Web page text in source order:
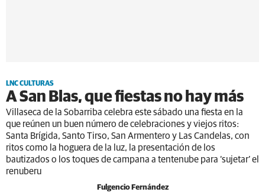
LNC CULTURAS
A San Blas, que fiestas no hay más
Villaseca de la Sobarriba celebra este sábado una fiesta en la
que reúnen un buen número de celebraciones y viejos ritos:
Santa Brígida, Santo Tirso, San Armentero y Las Candelas, con
ritos como la hoguera de la luz, la presentación de los
bautizados o los toques de campana a tentenube para ‘sujetar’ el
renuberu
Fulgencio Fernández